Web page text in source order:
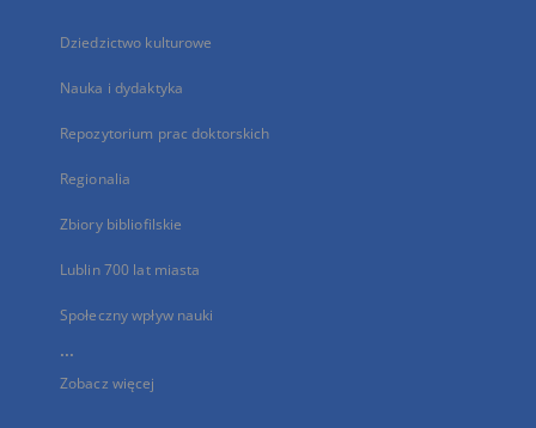
Dziedzictwo kulturowe
Nauka i dydaktyka
Repozytorium prac doktorskich
Regionalia
Zbiory bibliofilskie
Lublin 700 lat miasta
Społeczny wpływ nauki
...
Zobacz więcej